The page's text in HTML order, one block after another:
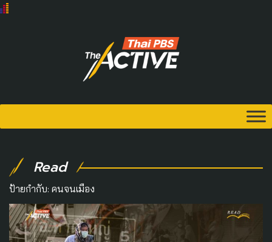
Read
ป้ายกำกับ: คนจนเมือง